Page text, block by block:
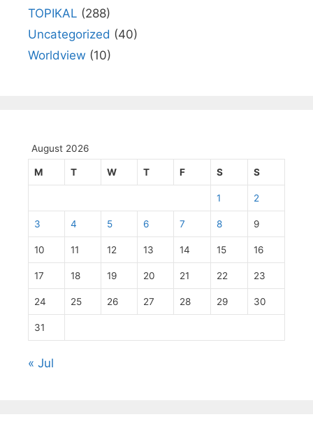
TOPIKAL (288)
Uncategorized (40)
Worldview (10)
August 2026
M T W T F S S
1 2
3 4 5 6 7 8 9
10 11 12 13 14 15 16
17 18 19 20 21 22 23
24 25 26 27 28 29 30
31
« Jul